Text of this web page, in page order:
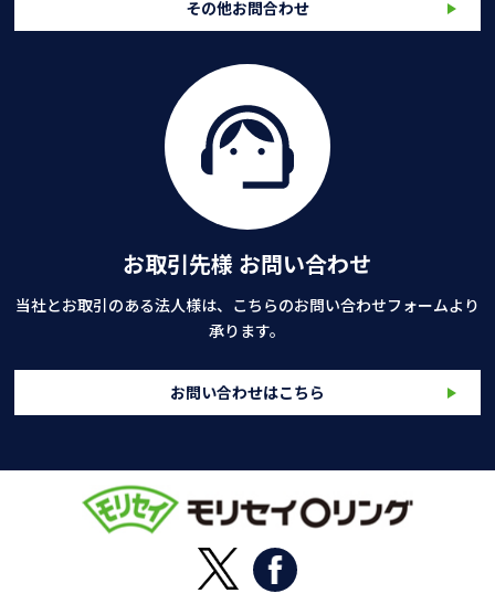
その他お問合わせ
お取引先様 お問い合わせ
当社とお取引のある法人様は、こちらのお問い合わせフォームより
承ります。
お問い合わせはこちら